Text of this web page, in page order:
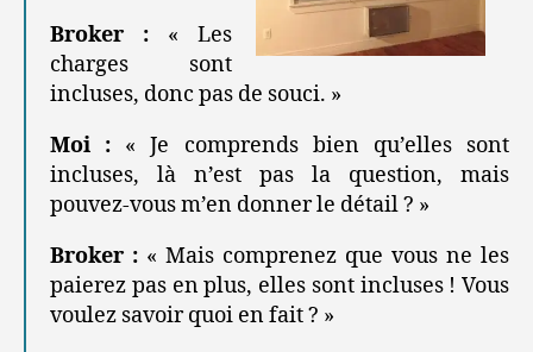
Broker : « Les
charges sont
incluses, donc pas de souci. »
Moi : « Je comprends bien qu’elles sont
incluses, là n’est pas la question, mais
pouvez-vous m’en donner le détail ? »
Broker : « Mais comprenez que vous ne les
paierez pas en plus, elles sont incluses ! Vous
voulez savoir quoi en fait ? »